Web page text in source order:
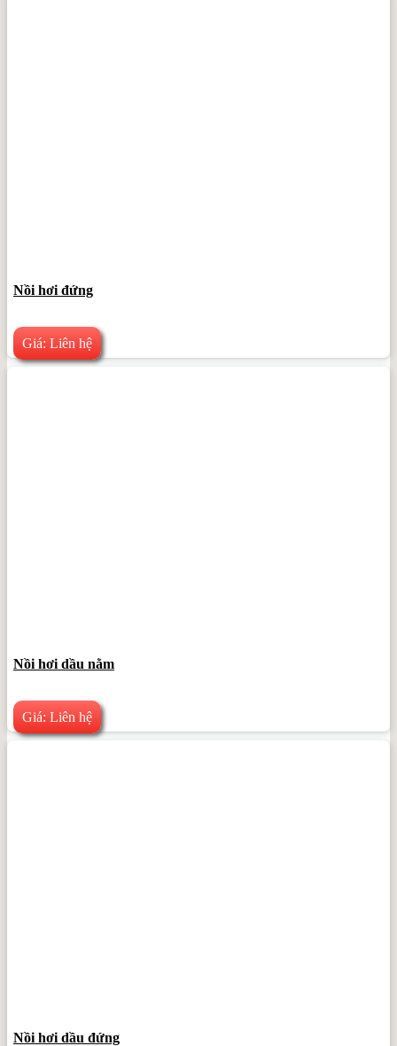
Nồi hơi đứng
Giá: Liên hệ
Nồi hơi dầu nằm
Giá: Liên hệ
Nồi hơi dầu đứng